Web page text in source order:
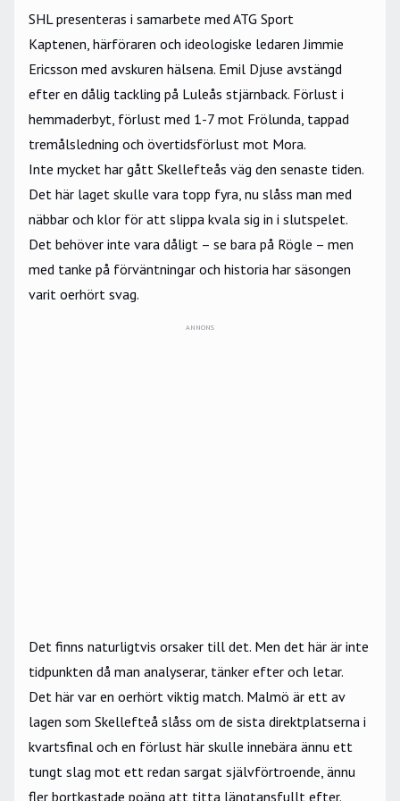
SHL presenteras i samarbete med ATG Sport
Kaptenen, härföraren och ideologiske ledaren Jimmie
Ericsson med avskuren hälsena. Emil Djuse avstängd
efter en dålig tackling på Luleås stjärnback. Förlust i
hemmaderbyt, förlust med 1-7 mot Frölunda, tappad
tremålsledning och övertidsförlust mot Mora.
Inte mycket har gått Skellefteås väg den senaste tiden.
Det här laget skulle vara topp fyra, nu slåss man med
näbbar och klor för att slippa kvala sig in i slutspelet.
Det behöver inte vara dåligt – se bara på Rögle – men
med tanke på förväntningar och historia har säsongen
varit oerhört svag.
ANNONS
Det finns naturligtvis orsaker till det. Men det här är inte
tidpunkten då man analyserar, tänker efter och letar.
Det här var en oerhört viktig match. Malmö är ett av
lagen som Skellefteå slåss om de sista direktplatserna i
kvartsfinal och en förlust här skulle innebära ännu ett
tungt slag mot ett redan sargat självförtroende, ännu
fler bortkastade poäng att titta längtansfullt efter.